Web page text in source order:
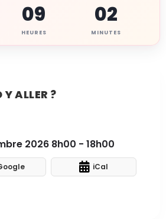
09
HEURES
02
MINUTES
ALLER ?
2026 8h00 - 18h00
iCal